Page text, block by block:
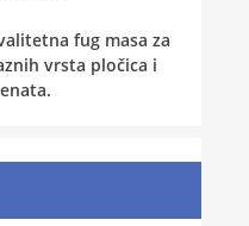
fug masa za
vrsta pločica i